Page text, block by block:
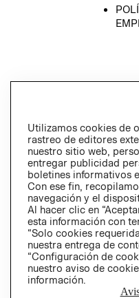
Perú (S/)
CAMBIAR REGIÓN
Utilizamos cookies de
rastreo de editores
nuestro sitio web,
entregar publicidad
boletines informativos
Con ese fin,
navegación y el
Al hacer clic en
esta información con
“Solo cookies
nuestra entrega de
“Configuración de
nuestro aviso de
información.